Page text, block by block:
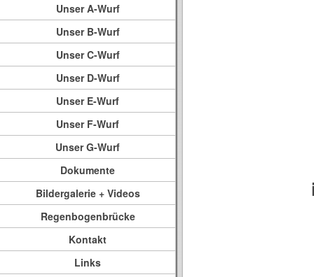
Unser A-Wurf
Unser B-Wurf
Unser C-Wurf
Unser D-Wurf
Unser E-Wurf
Unser F-Wurf
Unser G-Wurf
Dokumente
Bildergalerie + Videos
Regenbogenbrücke
Kontakt
Links